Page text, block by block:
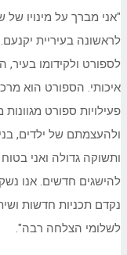
"אני מברך על מינויו
לראשונה בעיריית
לספורט ולקידומו בעיר,
איכותי. הספורט הוא
פעילויות ספורט
ולהעצמתם של ילדים, בני
ותשוקה גדולה ואני
להישגים חדשים. אנו
נקדם תכניות חדשות
לשלומי הצלחה רבה".